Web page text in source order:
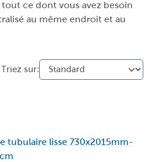
ce dont vous avez besoin
au même endroit et au